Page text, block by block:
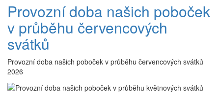
Provozní doba našich poboček
v průběhu červencových
svátků
Provozní doba našich poboček v průběhu červencových svátků
2026